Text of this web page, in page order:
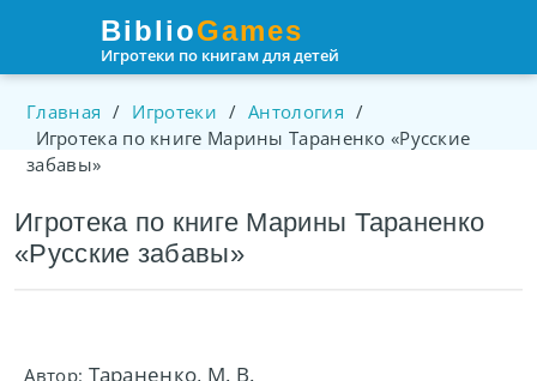
Пролистать
контента
BiblioGames
Игротеки по книгам для детей
Главная / Игротеки / Антология /
Игротека по книге Марины Тараненко «Русские
забавы»
Игротека по книге Марины Тараненко
«Русские забавы»
Автор: Тараненко, М. В.